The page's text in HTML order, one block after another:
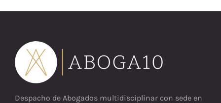
Despacho de Abogados multidisciplinar con sede en